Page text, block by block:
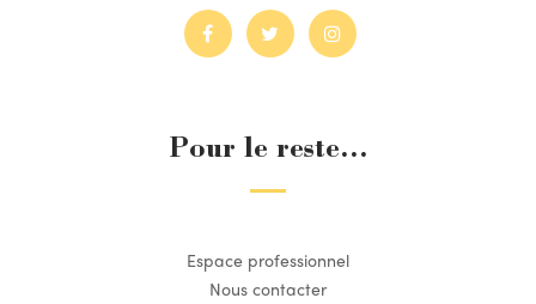
Pour le reste...
Espace professionnel
Nous contacter